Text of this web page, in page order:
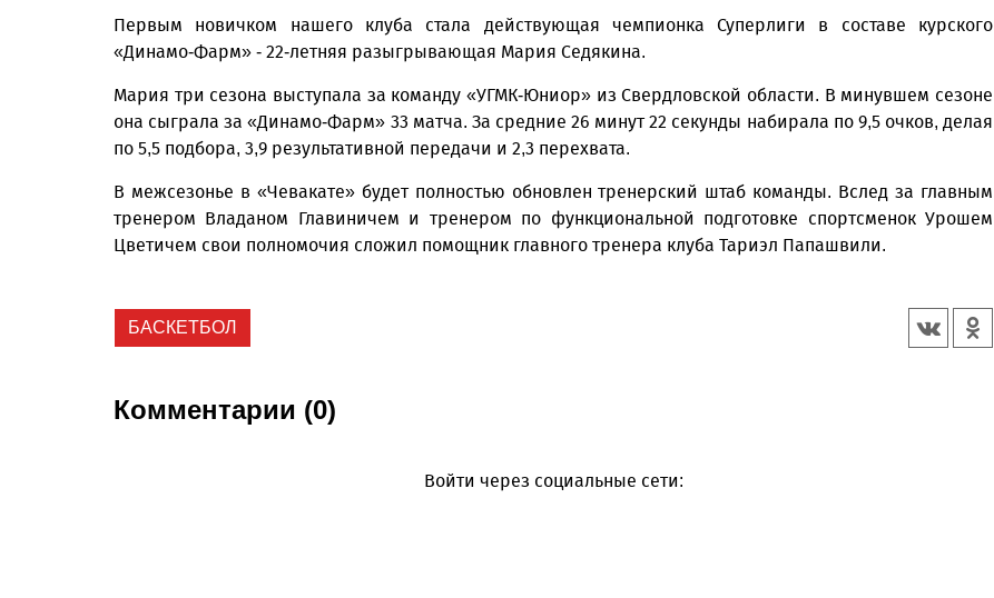
Первым новичком нашего клуба стала действующая чемпионка Суперлиги в составе курского
«Динамо-Фарм» - 22-летняя разыг­рывающая Мария Седякина.
Мария три сезона выступала за команду «УГМК-Юниор» из Свердловской области. В минувшем сезоне
она сыграла за «Динамо-Фарм» 33 матча. За средние 26 минут 22 секунды набирала по 9,5 очков, делая
по 5,5 подбора, 3,9 результативной передачи и 2,3 перехвата.
В межсезонье в «Чевакате» будет полностью обновлен тренерский штаб команды. Вслед за главным
тренером Владаном Главиничем и тренером по функциональной подготовке спортсменок Урошем
Цветичем свои полномочия сложил помощник главного тренера клуба Тариэл Папашвили.
БАСКЕТБОЛ
Комментарии (0)
Войти через социальные сети: